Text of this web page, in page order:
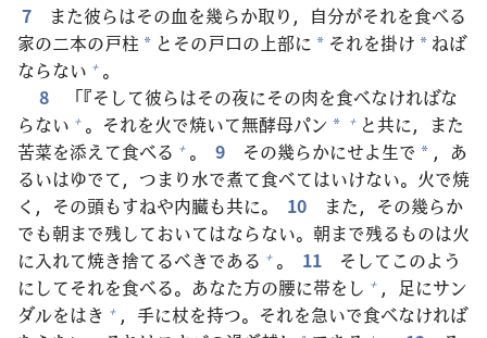
7
また彼らはその血を幾らか取り， 自分がそれを食べる
家の二本の戸柱 * とその戸口の 上部に * それを掛け * ねば
ならない + 。
8
「『そして彼らはその夜にその肉を食べなければな
らない + 。それを火で焼いて無酵母パン * + と共に，また
苦菜を添えて食べる + 。 9 その幾らかにせよ生で * ，あ
るいはゆでて，つまり水で煮て食べてはいけない。 火で焼
く，その頭もすねや内臓も共に。 10 また，その幾らか
でも朝まで残しておいてはならない。 朝まで残るものは火
に入れて焼き捨てるべきである + 。 11
そしてこのよう
にしてそれを食べる。あなた方の腰に帯をし + ， 足にサン
ダルをはき + ， 手に杖を持つ。それを急いで食べなければ